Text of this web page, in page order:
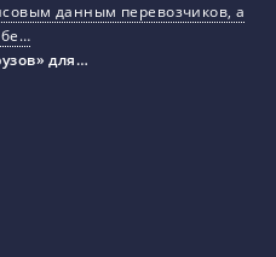
данным перевозчиков, а
для…